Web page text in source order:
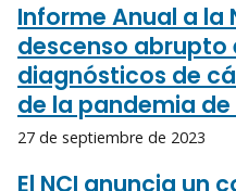
Informe Anual a la
descenso abrupto
diagnósticos de
de la pandemia de
27 de septiembre de 2023
El NCI anuncia un